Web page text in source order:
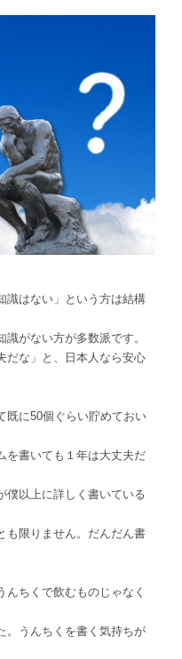
識はない」という方は結構
がない方が多数派です。
だな」と、日本人なら安心
既に50個ぐらい貯めておい
を書いても１年は大丈夫だ
僕以上に詳しく書いている
も限りません。だんだん書
ちくで飲むものじゃなく
。うんちくを書く気持ちが